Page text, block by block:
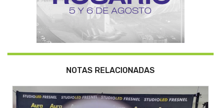
NOTAS RELACIONADAS